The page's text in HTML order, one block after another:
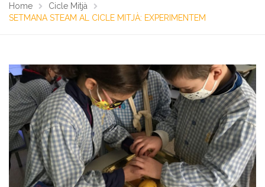
Home
Cicle Mitjà
SETMANA STEAM AL CICLE MITJÀ: EXPERIMENTEM